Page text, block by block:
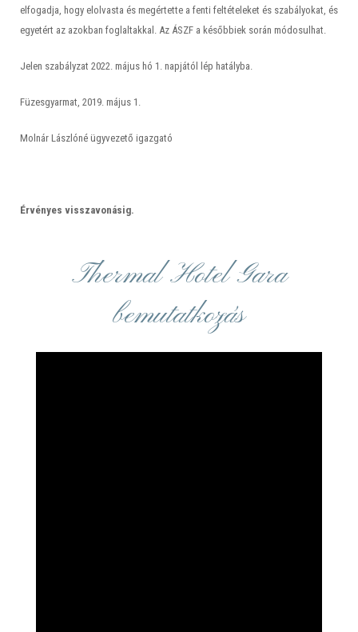
elfogadja, hogy elolvasta és megértette a fenti feltételeket és szabályokat, és
egyetért az azokban foglaltakkal. Az ÁSZF a későbbiek során módosulhat.
Jelen szabályzat 2022. május hó 1. napjától lép hatályba.
Füzesgyarmat, 2019. május 1.
Molnár Lászlóné ügyvezető igazgató
Érvényes visszavonásig.
Thermal Hotel Gara
bemutatkozás